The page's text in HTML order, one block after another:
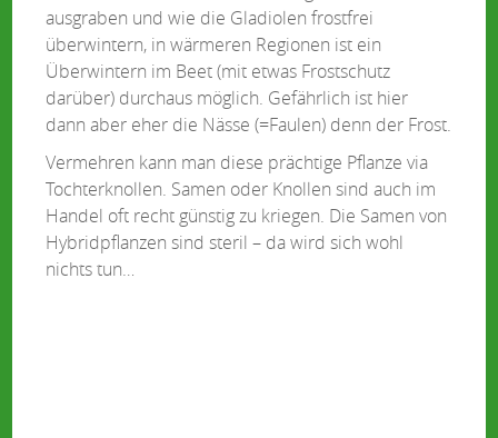
ausgraben und wie die Gladiolen frostfrei
überwintern, in wärmeren Regionen ist ein
Überwintern im Beet (mit etwas Frostschutz
darüber) durchaus möglich. Gefährlich ist hier
dann aber eher die Nässe (=Faulen) denn der Frost.
Vermehren kann man diese prächtige Pflanze via
Tochterknollen. Samen oder Knollen sind auch im
Handel oft recht günstig zu kriegen. Die Samen von
Hybridpflanzen sind steril – da wird sich wohl
nichts tun…